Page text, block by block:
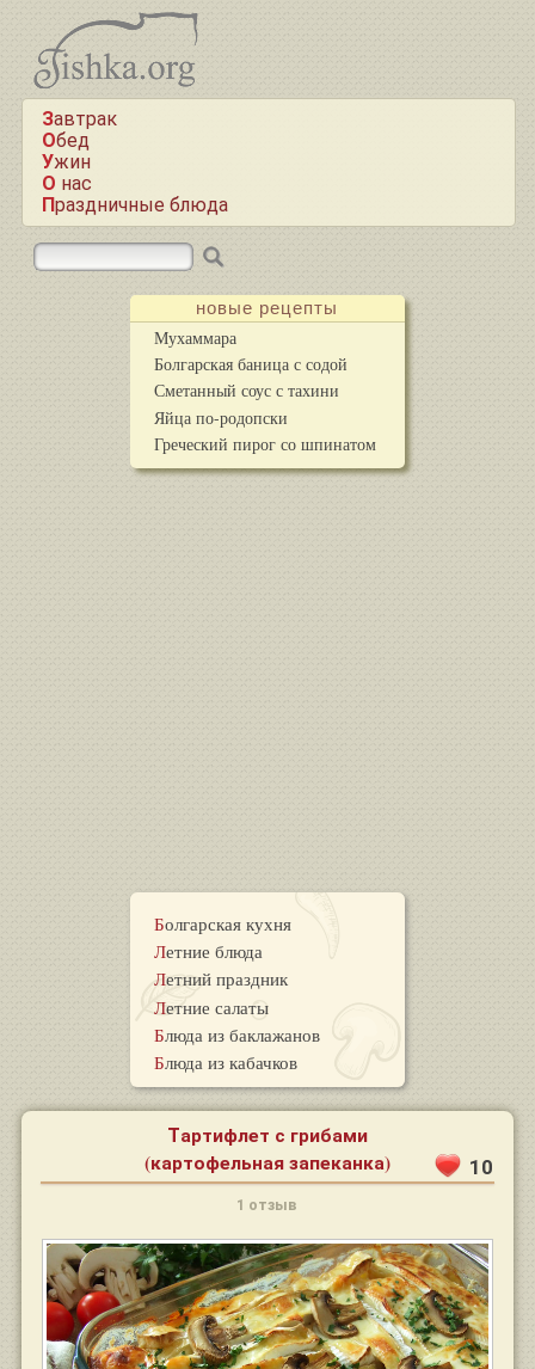
Завтрак
Обед
Ужин
О нас
Праздничные блюда
новые рецепты
Мухаммара
Болгарская баница с содой
Сметанный соус с тахини
Яйца по-родопски
Греческий пирог со шпинатом
Болгарская кухня
Летние блюда
Летний праздник
Летние салаты
Блюда из баклажанов
Блюда из кабачков
Тартифлет с грибами
(картофельная запеканка) 10
1 отзыв